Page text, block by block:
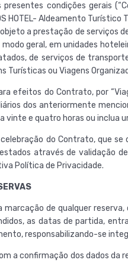
presentes condições gerais
HOTEL- Aldeamento
a prestação de serviços
modo geral, em unidades
de serviços de
Turísticas ou Viagens
efeitos do Contrato, por
dos anteriormente
vinte e quatro horas ou inclua
do Contrato, que
através de validação
Política de Privacidade.
marcação de qualquer
as datas de partida,
responsabilizando-se
a confirmação dos dados da